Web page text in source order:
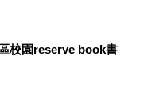
區校園reserve book書